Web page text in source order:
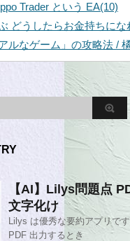
Trader という EA(10)
どうしたらお金持ちにな
ルなゲーム」の攻略法 /
【AI】Lilys問題点
文字化け
Lilys は優秀な要約アプリで
PDF 出力するとき